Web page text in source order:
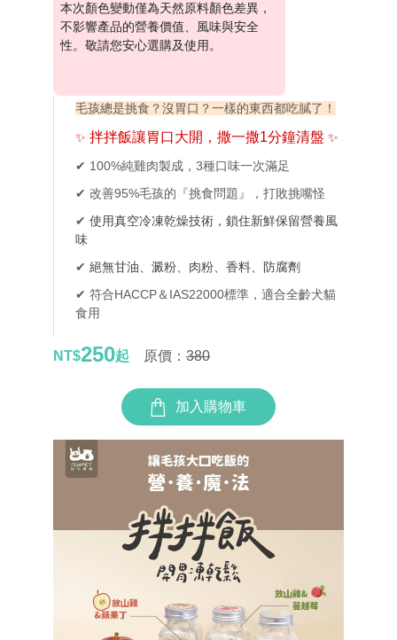
本次顏色變動僅為天然原料顏色差異，
不影響產品的營養價值、風味與安全
性。敬請您安心選購及使用。
毛孩總是挑食？沒胃口？一樣的東西都吃膩了！
✨ 拌拌飯讓胃口大開，撒一撒1分鐘清盤 ✨
✔ 100%純雞肉製成，3種口味一次滿足
✔ 改善95%毛孩的『挑食問題』，打敗挑嘴怪
✔ 使用真空冷凍乾燥技術， 鎖住新鮮保留營養風
味
✔ 絕無甘油、澱粉、肉粉、香料、防腐劑
✔ 符合HACCP＆IAS22000標準， 適合全齡犬貓
食用
NT$250起 原價： 380
加入購物車